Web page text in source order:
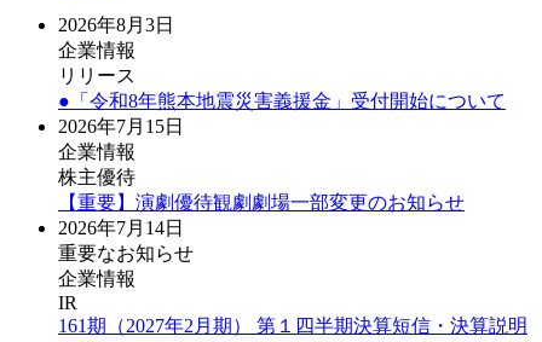
2026年8月3日
企業情報
リリース
●「令和8年熊本地震災害義援金」受付開始について
2026年7月15日
企業情報
株主優待
【重要】演劇優待観劇劇場一部変更のお知らせ
2026年7月14日
重要なお知らせ
企業情報
IR
161期（2027年2月期） 第１四半期決算短信・決算説明